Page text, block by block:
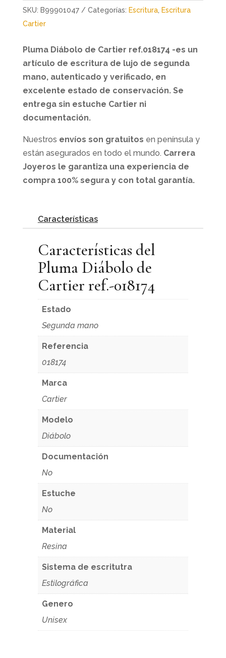
SKU: B99901047 Categorías: Escritura, Escritura
Cartier
Pluma Diábolo de Cartier ref.018174 -es un
artículo de escritura de lujo de segunda
mano, autenticado y verificado, en
excelente estado de conservación. Se
entrega sin estuche Cartier ni
documentación.
Nuestros envíos son gratuitos en península y
están asegurados en todo el mundo. Carrera
Joyeros le garantiza una experiencia de
compra 100% segura y con total garantía.
Características
Características del
Pluma Diábolo de
Cartier ref.-018174
Estado
Segunda mano
Referencia
018174
Marca
Cartier
Modelo
Diábolo
Documentación
No
Estuche
No
Material
Resina
Sistema de escritutra
Estilográfica
Genero
Unisex